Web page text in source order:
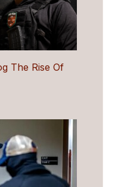
The Rise Of